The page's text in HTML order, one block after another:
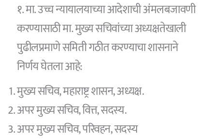
१. मा. उच्च न्यायालयाच्या आदेशाची अंमलबजावणी
करण्यासाठी मा. मुख्य सचिवांच्या अध्यक्षतेखाली
पुढीलप्रमाणे समिती गठीत करण्याचा शासनाने
निर्णय घेतला आहे:
मुख्य सचिव, महाराष्ट्र शासन, अध्यक्ष.
अपर मुख्य सचिव, वित्त, सदस्य.
अपर मुख्य सचिव, परिवहन, सदस्य